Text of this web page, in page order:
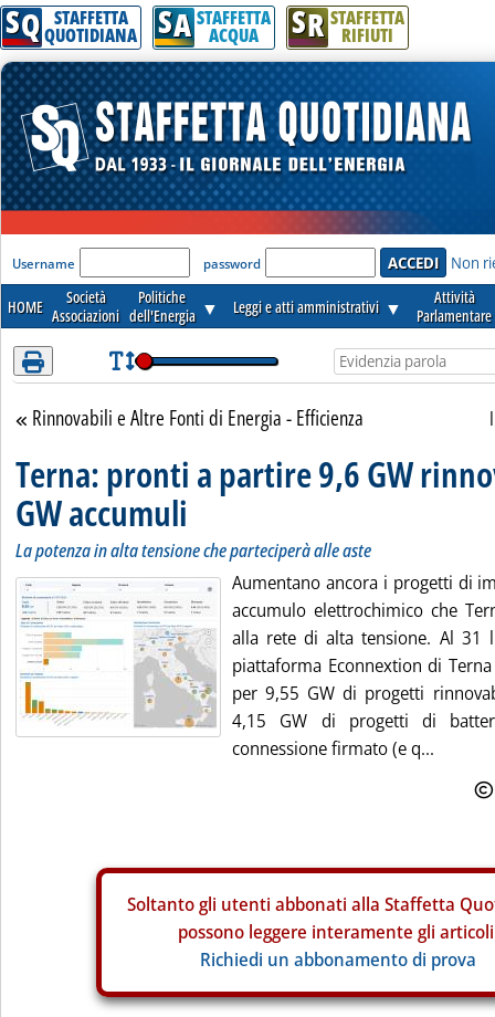
Attenzione! Esegui l'accesso per lèggere interamente la notizia.
SQ STAFFETTA
QUOTIDIANA SA STAFFETTA
ACQUA SR STAFFETTA
RIFIUTI
'Modulo Login per accedere'
Username password Non
HOME
Società
Associazioni
Politiche
dell'Energia ▼ Leggi e atti amministrativi ▼
Attività
Parlamentare
Torna alla sezione
Rinnovabili e Altre Fonti di Energia - Efficienza
Terna: pronti a partire 9,6 GW
GW accumuli
La potenza in alta tensione che parteciperà alle aste
Aumentano ancora i progetti di
accumulo elettrochimico che
alla rete di alta tensione. Al 31
piattaforma Econnextion di
per 9,55 GW di progetti
4,15 GW di progetti di
connessione firmato (e q...
Soltanto gli utenti abbonati alla Staffetta
possono leggere interamente gli
Richiedi un abbonamento di prova